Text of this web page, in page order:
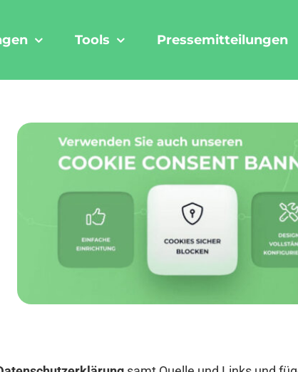
Tools Pressemitteilungen